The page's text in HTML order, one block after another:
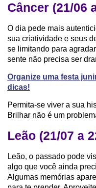
Câncer (21/06
O dia pede mais
sua criatividade e seus
se limitando para
sente não precisa ser
Organize uma festa
dicas!
Permita-se viver a sua
Brilhar não é um
Leão (21/07 a
Leão, o passado pode
algo que você ainda
Algumas memórias